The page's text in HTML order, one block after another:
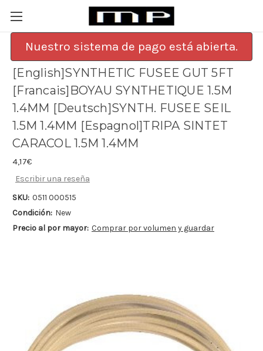
Nuestro sistema de pago está abierta.
[English]SYNTHETIC FUSEE GUT 5FT
[Francais]BOYAU SYNTHETIQUE 1.5M
1.4MM [Deutsch]SYNTH. FUSEE SEIL
1.5M 1.4MM [Espagnol]TRIPA SINTET
CARACOL 1.5M 1.4MM
4,17€
Escribir una reseña
SKU: 0511 000515
Condición: New
Precio al por mayor: Comprar por volumen y guardar